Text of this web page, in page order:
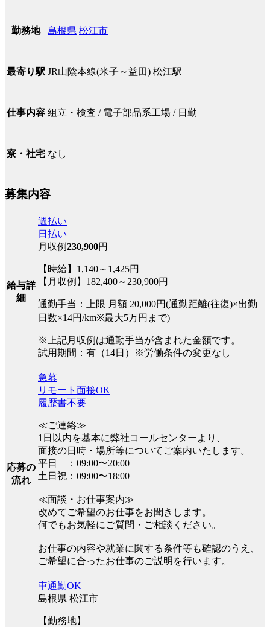
勤務地 島根県 松江市
最寄り駅 JR山陰本線(米子～益田) 松江駅
仕事内容 組立・検査 / 電子部品系工場 / 日勤
寮・社宅 なし
募集内容
給与詳
細
週払い
日払い
月収例230,900円
【時給】1,140～1,425円
【月収例】182,400～230,900円
通勤手当：上限 月額 20,000円(通勤距離(往復)×出勤
日数×14円/km※最大5万円まで)
※上記月収例は通勤手当が含まれた金額です。
試用期間：有（14日）※労働条件の変更なし
応募の
流れ
急募
リモート面接OK
履歴書不要
≪ご連絡≫
1日以内を基本に弊社コールセンターより、
面接の日時・場所等についてご案内いたします。
平日 ：09:00〜20:00
土日祝：09:00〜18:00
≪面談・お仕事案内≫
改めてご希望のお仕事をお聞きします。
何でもお気軽にご質問・ご相談ください。
お仕事の内容や就業に関する条件等も確認のうえ、
ご希望に合ったお仕事のご説明を行います。
車通勤OK
島根県 松江市
【勤務地】